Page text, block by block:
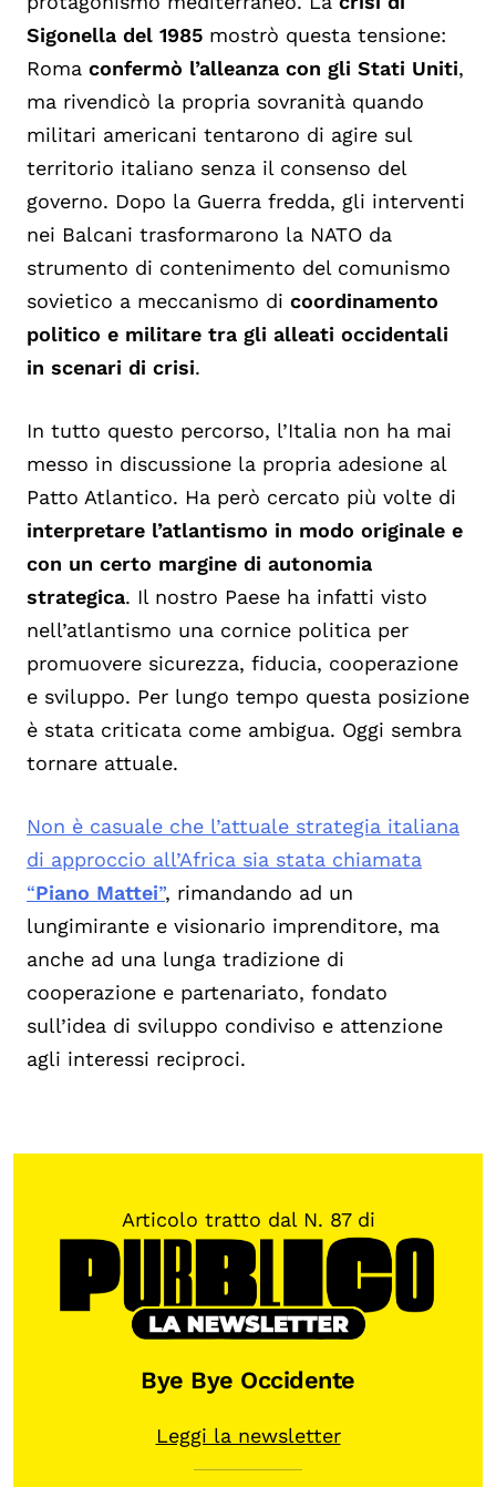
Sigonella del 1985 mostrò questa tensione:
Roma confermò l’alleanza con gli Stati Uniti,
ma rivendicò la propria sovranità quando
militari americani tentarono di agire sul
territorio italiano senza il consenso del
governo. Dopo la Guerra fredda, gli interventi
nei Balcani trasformarono la NATO da
strumento di contenimento del comunismo
sovietico a meccanismo di coordinamento
politico e militare tra gli alleati occidentali
in scenari di crisi.
In tutto questo percorso, l’Italia non ha mai
messo in discussione la propria adesione al
Patto Atlantico. Ha però cercato più volte di
interpretare l’atlantismo in modo originale e
con un certo margine di autonomia
strategica. Il nostro Paese ha infatti visto
nell’atlantismo una cornice politica per
promuovere sicurezza, fiducia, cooperazione
e sviluppo. Per lungo tempo questa posizione
è stata criticata come ambigua. Oggi sembra
tornare attuale.
Non è casuale che l’attuale strategia italiana
di approccio all’Africa sia stata chiamata
“Piano Mattei”, rimandando ad un
lungimirante e visionario imprenditore, ma
anche ad una lunga tradizione di
cooperazione e partenariato, fondato
sull’idea di sviluppo condiviso e attenzione
agli interessi reciproci.
Articolo tratto dal N. 87 di
Bye Bye Occidente
Leggi la newsletter